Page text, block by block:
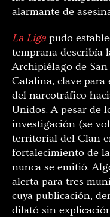
alarmante de
La Liga pudo
temprana describía
Archipiélago de
Catalina, clave
del narcotráfico
Unidos. A pesar de
investigación (se
territorial del Clan
fortalecimiento de
nunca se emitió.
alerta para tres
cuya publicación,
dilató sin